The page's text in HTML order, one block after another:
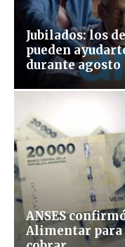
Jubilados: los
pueden
durante agosto
ANSES
Alimentar para